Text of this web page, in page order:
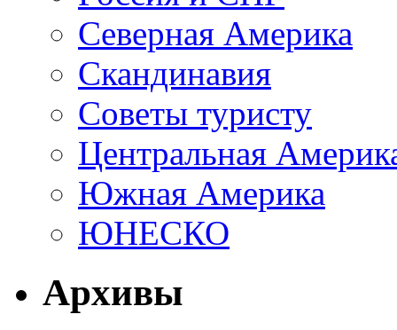
Северная Америка
Скандинавия
Советы туристу
Центральная
Южная Америка
ЮНЕСКО
Архивы